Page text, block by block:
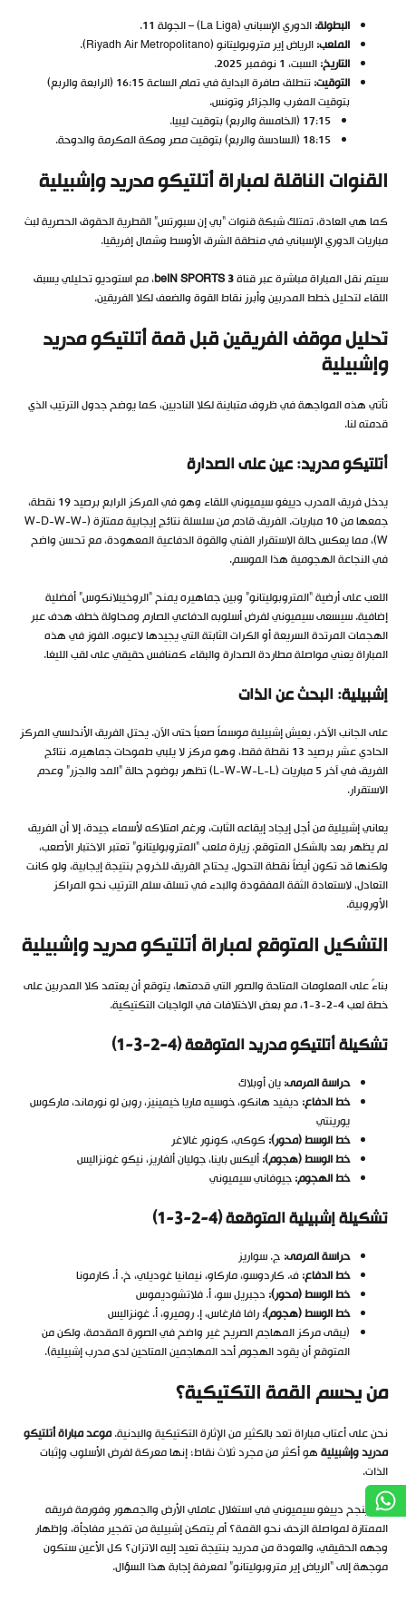
البطولة:الدوري الإسباني (La Liga) – الجولة 11.
الملعب:الرياض إير متروبوليتانو (Riyadh Air Metropolitano).
التاريخ:السبت، 1 نوفمبر 2025.
التوقيت:
تنطلق صافرة البداية في تمام الساعة 16:15 (الرابعة والربع)
بتوقيت المغرب والجزائر وتونس.
17:15 (الخامسة والربع) بتوقيت ليبيا.
18:15 (السادسة والربع) بتوقيت مصر ومكة المكرمة والدوحة.
القنوات الناقلة لمباراة أتلتيكو مدريد وإشبيلية
كما هي العادة، تمتلك شبكة قنوات “بي إن سبورتس” القطرية الحقوق الحصرية لبث
مباريات الدوري الإسباني في منطقة الشرق الأوسط وشمال إفريقيا.
سيتم نقل المباراة مباشرة عبر قناةbeIN SPORTS 3، مع استوديو تحليلي يسبق
اللقاء لتحليل خطط المدربين وأبرز نقاط القوة والضعف لكلا الفريقين.
تحليل موقف الفريقين قبل قمة أتلتيكو مدريد
وإشبيلية
تأتي هذه المواجهة في ظروف متباينة لكلا الناديين، كما يوضح جدول الترتيب الذي
قدمته لنا.
أتلتيكو مدريد: عين على الصدارة
يدخل فريق المدرب دييغو سيميوني اللقاء وهو في المركز الرابع برصيد 19 نقطة،
جمعها من 10 مباريات. الفريق قادم من سلسلة نتائج إيجابية ممتازة (W-D-W-W-
W)، مما يعكس حالة الاستقرار الفني والقوة الدفاعية المعهودة، مع تحسن واضح
في النجاعة الهجومية هذا الموسم.
اللعب على أرضية “المتروبوليتانو” وبين جماهيره يمنح “الروخيبلانكوس” أفضلية
إضافية. سيسعى سيميوني لفرض أسلوبه الدفاعي الصارم ومحاولة خطف هدف عبر
الهجمات المرتدة السريعة أو الكرات الثابتة التي يجيدها لاعبوه. الفوز في هذه
المباراة يعني مواصلة مطاردة الصدارة والبقاء كمنافس حقيقي على لقب الليغا.
إشبيلية: البحث عن الذات
على الجانب الآخر، يعيش إشبيلية موسماً صعباً حتى الآن. يحتل الفريق الأندلسي المركز
الحادي عشر برصيد 13 نقطة فقط، وهو مركز لا يلبي طموحات جماهيره. نتائج
الفريق في آخر 5 مباريات (L-W-W-L-L) تظهر بوضوح حالة “المد والجزر” وعدم
الاستقرار.
يعاني إشبيلية من أجل إيجاد إيقاعه الثابت، ورغم امتلاكه لأسماء جيدة، إلا أن الفريق
لم يظهر بعد بالشكل المتوقع. زيارة ملعب “المتروبوليتانو” تعتبر الاختبار الأصعب،
ولكنها قد تكون أيضاً نقطة التحول. يحتاج الفريق للخروج بنتيجة إيجابية، ولو كانت
التعادل، لاستعادة الثقة المفقودة والبدء في تسلق سلم الترتيب نحو المراكز
الأوروبية.
التشكيل المتوقع لمباراة أتلتيكو مدريد وإشبيلية
بناءً على المعلومات المتاحة والصور التي قدمتها، يتوقع أن يعتمد كلا المدربين على
خطة لعب 4-2-3-1، مع بعض الاختلافات في الواجبات التكتيكية.
تشكيلة أتلتيكو مدريد المتوقعة (4-2-3-1)
حراسة المرمى:يان أوبلاك
خط الدفاع: ديفيد هانكو، خوسيه ماريا خيمينيز، روبن لو نورماند، ماركوس
يورينتي
خط الوسط (محور): كوكي، كونور غالاغر
خط الوسط (هجوم):أليكس باينا، جوليان ألفاريز، نيكو غونزاليس
خط الهجوم:جيوفاني سيميوني
تشكيلة إشبيلية المتوقعة (4-2-3-1)
حراسة المرمى: ج. سواريز
خط الدفاع:ف. كاردوسو، ماركاو، نيمانيا غوديلي، خ. أ. كارمونا
خط الوسط (محور): دجبريل سو، أ. فلاتشوديموس
خط الوسط (هجوم):رافا فارغاس، إ. روميرو، أ. غونزاليس
(يبقى مركز المهاجم الصريح غير واضح في الصورة المقدمة، ولكن من
المتوقع أن يقود الهجوم أحد المهاجمين المتاحين لدى مدرب إشبيلية).
من يحسم القمة التكتيكية؟
نحن على أعتاب مباراة تعد بالكثير من الإثارة التكتيكية والبدنية.موعد مباراة أتلتيكو
مدريد وإشبيليةهو أكثر من مجرد ثلاث نقاط؛ إنها معركة لفرض الأسلوب وإثبات
الذات.
هل ينجح دييغو سيميوني في استغلال عاملي الأرض والجمهور وفورمة فريقه
الممتازة لمواصلة الزحف نحو القمة؟ أم يتمكن إشبيلية من تفجير مفاجأة، وإظهار
وجهه الحقيقي، والعودة من مدريد بنتيجة تعيد إليه الاتزان؟ كل الأعين ستكون
موجهة إلى “الرياض إير متروبوليتانو” لمعرفة إجابة هذا السؤال.